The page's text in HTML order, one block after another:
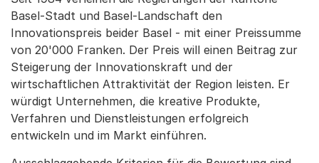
Basel-Stadt und Basel-Landschaft den
Innovationspreis beider Basel - mit einer Preissumme
von 20'000 Franken. Der Preis will einen Beitrag zur
Steigerung der Innovationskraft und der
wirtschaftlichen Attraktivität der Region leisten. Er
würdigt Unternehmen, die kreative Produkte,
Verfahren und Dienstleistungen erfolgreich
entwickeln und im Markt einführen.